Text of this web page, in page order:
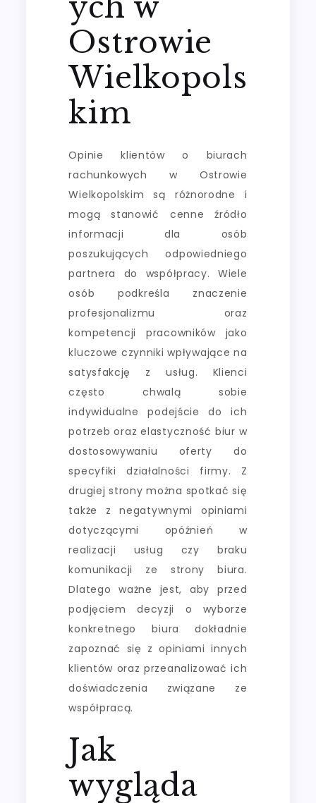
Ostrowie
Wielkopols
kim
Opinie klientów o biurach
rachunkowych w Ostrowie
Wielkopolskim są różnorodne i
mogą stanowić cenne źródło
informacji dla osób
poszukujących odpowiedniego
partnera do współpracy. Wiele
osób podkreśla znaczenie
profesjonalizmu oraz
kompetencji pracowników jako
kluczowe czynniki wpływające na
satysfakcję z usług. Klienci
często chwalą sobie
indywidualne podejście do ich
potrzeb oraz elastyczność biur w
dostosowywaniu oferty do
specyfiki działalności firmy. Z
drugiej strony można spotkać się
także z negatywnymi opiniami
dotyczącymi opóźnień w
realizacji usług czy braku
komunikacji ze strony biura.
Dlatego ważne jest, aby przed
podjęciem decyzji o wyborze
konkretnego biura dokładnie
zapoznać się z opiniami innych
klientów oraz przeanalizować ich
doświadczenia związane ze
współpracą.
Jak
wygląda